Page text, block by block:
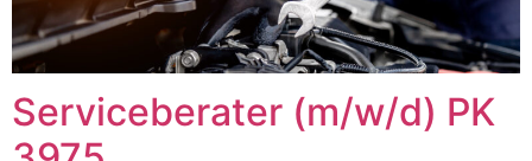
Serviceberater (m/w/d) PK